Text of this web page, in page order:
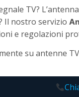
TV?
Il nostro servizio
e regolazioni
su antenne